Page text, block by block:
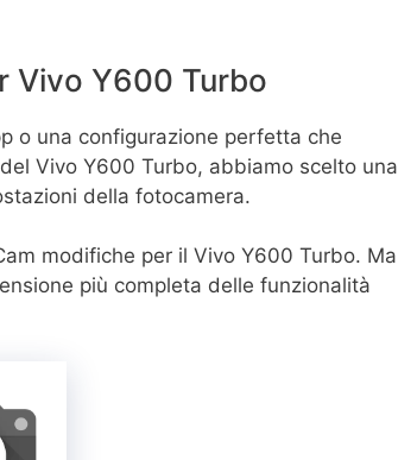
Vivo Y600 Turbo
o una configurazione perfetta che
Vivo Y600 Turbo, abbiamo scelto una
della fotocamera.
modifiche per il Vivo Y600 Turbo. Ma
più completa delle funzionalità